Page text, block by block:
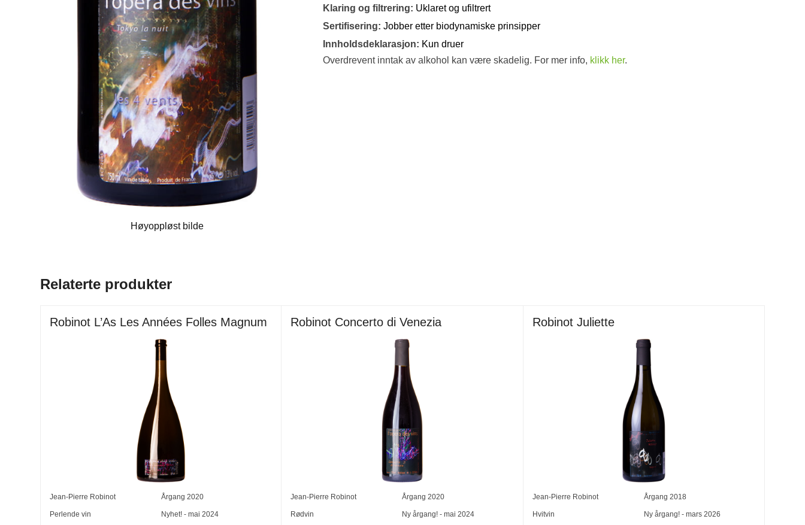
Høyoppløst bilde
Klaring og filtrering: Uklaret og ufiltrert
Sertifisering: Jobber etter biodynamiske prinsipper
Innholdsdeklarasjon: Kun druer
Overdrevent inntak av alkohol kan være skadelig. For mer info, klikk her.
Relaterte produkter
Robinot L’As Les Années Folles Magnum
Jean-Pierre Robinot Årgang 2020
Perlende vin Nyhet! - mai 2024
Robinot Concerto di Venezia
Jean-Pierre Robinot Årgang2020
Rødvin Ny årgang! - mai 2024
Robinot Juliette
Jean-Pierre Robinot Årgang 2018
Hvitvin Ny årgang! - mars 2026